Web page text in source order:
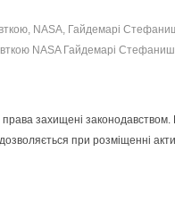
NASA, Гайдемарі
NASA Гайдемарі
захищені
при розміщенні